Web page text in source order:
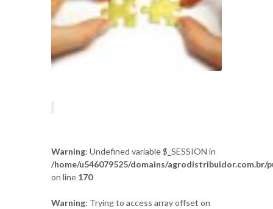
Warning: Undefined variable $_SESSION in
/home/u546079525/domains/agrodistribuidor.com.br/
on line 170
Warning: Trying to access array offset on